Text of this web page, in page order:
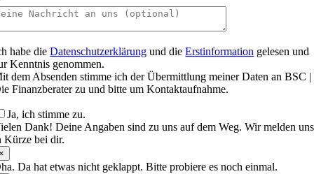
habe dieDatenschutzerklärung und dieErstinformation gelesen und
Kenntnis genommen.
dem Absenden stimme ich der Übermittlung meiner Daten an BSC |
Finanzberater zu und bitte um Kontaktaufnahme.
Ja, ich stimme zu.
Dank! Deine Angaben sind zu uns auf dem Weg. Wir melden uns
Kürze bei dir.
Da hat etwas nicht geklappt. Bitte probiere es noch einmal.